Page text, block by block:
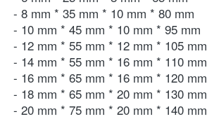
- 8 mm * 35 mm * 10 mm * 80 mm
- 10 mm * 45 mm * 10 mm * 95 mm
- 12 mm * 55 mm * 12 mm * 105 mm
- 14 mm * 55 mm * 16 mm * 110 mm
- 16 mm * 65 mm * 16 mm * 120 mm
- 18 mm * 65 mm * 20 mm * 130 mm
- 20 mm * 75 mm * 20 mm * 140 mm